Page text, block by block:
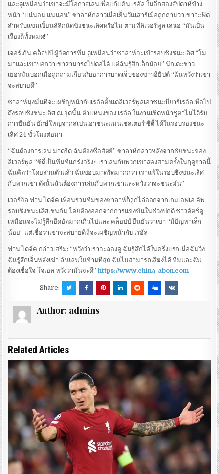
และดูเหมือนว่าเขาจะมีโอกาสเล่นเพื่อแก้แค้น เรอัล ในอีกสองสัปดาห์ข้าง
หน้า “แน่นอน แน่นอน” ซาลาห์กล่าวเมื่อเย็นวันเสาร์เมื่อถูกถามว่าเขาจะฟิต
สำหรับแชมเปี้ยนส์ลีกนัดชิงชนะเลิศหรือไม่ ตามที่ลิเวอร์พูล เสนอ “มันเป็น
เรื่องดีทั้งหมด!”
เจอร์เก้น คล็อปป์ ผู้จัดการทีม ดูเหมือนว่าซาลาห์จะเข้ารอบชิงชนะเลิศ “โม
มาและเขาบอกว่าเขาสามารถไปต่อได้ แต่ฉันรู้สึกเล็กน้อย” นักเตะชาว
เยอรมันบอกเมื่อถูกถามเกี่ยวกับอาการบาดเจ็บของชาวอียิปต์ “ฉันหวังว่าเขา
จะสบายดี”
ซาลาห์มุ่งมั่นที่จะเผชิญหน้ากับเรอัลตั้งแต่ลิเวอร์พูลเอาชนะบียาร์เรอัลเพื่อไป
ถึงรอบชิงชนะเลิศ ณ จุดนั้น ตำแหน่งของ เรอัล ในงานเชิดหน้าชูตาไม่ได้รับ
การยืนยัน ยักษ์ใหญ่จากสเปนเอาชนะแมนเชสเตอร์ ซิตี้ ได้ในรอบรองชนะ
เลิศ 24 ชั่วโมงต่อมา
“ฉันต้องการเล่น มาดริด ฉันต้องซื่อสัตย์” ซาลาห์กล่าวหลังจากชัยชนะของ
ลิเวอร์พูล “ซิตี้เป็นทีมที่แกร่งจริงๆ เราเล่นกับพวกเขาสองสามครั้งในฤดูกาลนี้
ฉันคิดว่าโดยส่วนตัวแล้ว ฉันชอบมาดริดมากกว่า เราแพ้ในรอบชิงชนะเลิศ
กับพวกเขา ดังนั้นฉันต้องการเล่นกับพวกเขาและหวังว่าจะชนะมัน”
เวอร์จิล ฟาน ไดจ์ค เพื่อนร่วมทีมของซาลาห์ก็ถูกไล่ออกจากเกมเอฟเอ คัพ
รอบชิงชนะเลิศเช่นกัน โดยต้องออกจากการแข่งขันในช่วงปกติ ชาวดัตช์ดู
เหมือนจะไม่รู้สึกอึดอัดมากเกินไปและ คล็อปป์ ยืนยันว่าเขา “มีปัญหาเล็ก
น้อย” แต่เชื่อว่าเขาจะสบายดีที่จะเผชิญหน้ากับ เรอัล
ฟาน ไดจ์ค กล่าวเสริม: “หวังว่าเราจะลองดู ฉันรู้สึกได้ในครึ่งแรกเมื่อฉันวิ่ง
ฉันรู้สึกเจ็บหลังเข่า ฉันเล่นในท้ายที่สุด ฉันไม่สามารถเสี่ยงได้ ทีมและฉัน
ต้องเชื่อใจ โจเอล หวังว่ามันจะดี”https://www.china-abon.com
Share:
Author: admins
Related Articles